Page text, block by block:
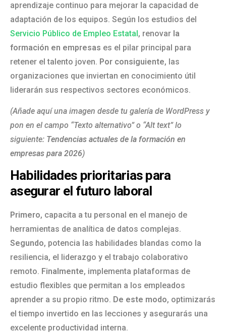
aprendizaje continuo para mejorar la capacidad de
adaptación de los equipos. Según los estudios del
Servicio Público de Empleo Estatal , renovar la
formación en empresas es el pilar principal para
retener el talento joven. Por consiguiente, las
organizaciones que inviertan en conocimiento útil
liderarán sus respectivos sectores económicos.
(Añade aquí una imagen desde tu galería de WordPress y
pon en el campo “Texto alternativo” o “Alt text” lo
siguiente: Tendencias actuales de la formación en
empresas para 2026)
Habilidades prioritarias para
asegurar el futuro laboral
Primero, capacita a tu personal en el manejo de
herramientas de analítica de datos complejas.
Segundo, potencia las habilidades blandas como la
resiliencia, el liderazgo y el trabajo colaborativo
remoto. Finalmente, implementa plataformas de
estudio flexibles que permitan a los empleados
aprender a su propio ritmo. De este modo, optimizarás
el tiempo invertido en las lecciones y asegurarás una
excelente productividad interna.